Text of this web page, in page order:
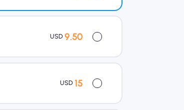
USD 9.50
USD 15